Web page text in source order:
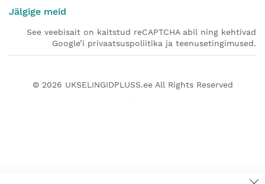
Jälgige meid
See veebisait on kaitstud reCAPTCHA abil ning kehtivad
Google’i privaatsuspoliitika ja teenusetingimused.
© 2026 UKSELINGIDPLUSS.eeAll Rights Reserved